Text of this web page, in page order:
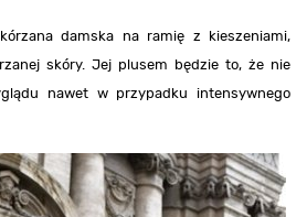
damska na ramię z kieszeniami,
skóry. Jej plusem będzie to, że nie
nawet w przypadku intensywnego